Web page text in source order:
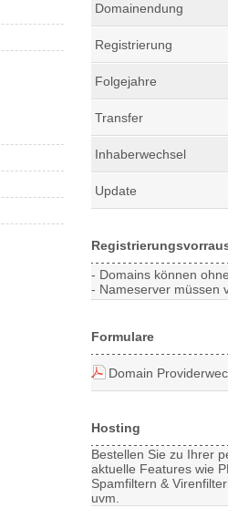
Domainendung
Registrierung
Folgejahre
Transfer
Inhaberwechsel
Update
- Domains können
- Nameserver müssen
Formulare
Domain
Hosting
Bestellen Sie zu Ihrer
aktuelle Features wie
Spamfiltern &
uvm.